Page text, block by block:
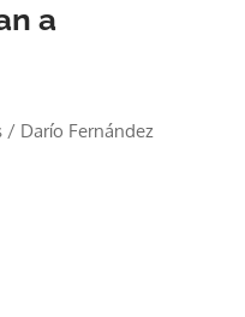
a
/ Darío Fernández